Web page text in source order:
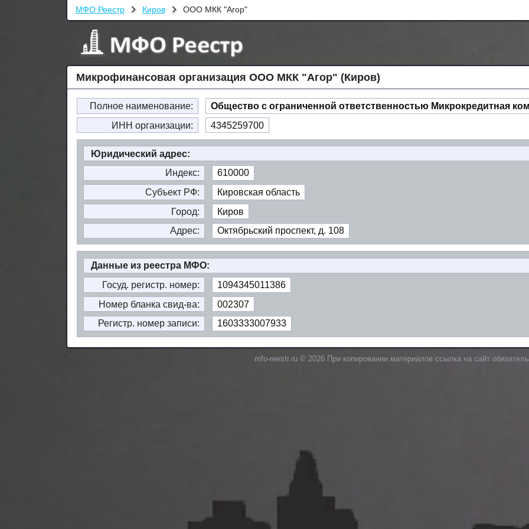
МФО Реестр Киров ООО МКК "Агор"
Микрофинансовая организация ООО МКК "Агор" (Киров)
Полное наименование:
Общество с ограниченной ответственностью Микрокредитная
ИНН организации:
4345259700
Юридический адрес:
Индекс:
610000
Субъект РФ:
Кировская область
Город:
Киров
Адрес:
Октябрьский проспект, д. 108
Данные из реестра МФО:
Госуд. регистр. номер:
1094345011386
Номер бланка свид-ва:
002307
Регистр. номер записи:
1603333007933
mfo-reestr.ru © 2026 При копировании материалов ссылка на сайт